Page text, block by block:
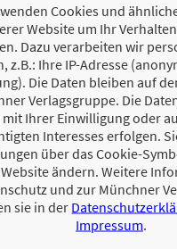
9,00 €
Sehr.
zum
Ich hasse
Menschen.
Sehr.
Das
Abreagieren
Spaßhaben
Cookies und
Website um Ihr
Dazu verarbeiten wir
z.B.: Ihre IP-Adresse
Die Daten bleiben auf
Verlagsgruppe. Die
Ihrer Einwilligung oder
Interesses erfolgen.
über das Cookie-
ändern. Weitere
und zur Münchner
sie in der
Impressum.